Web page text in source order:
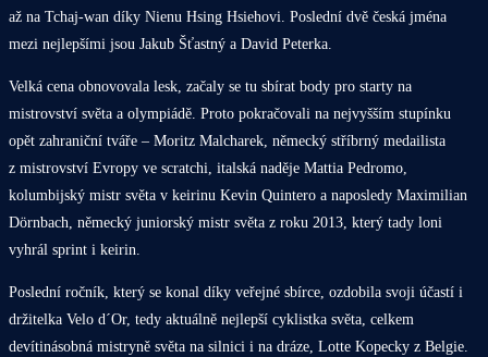
až na Tchaj-wan díky Nienu Hsing Hsiehovi. Poslední dvě česká jména
mezi nejlepšími jsou Jakub Šťastný a David Peterka.
Velká cena obnovovala lesk, začaly se tu sbírat body pro starty na
mistrovství světa a olympiádě. Proto pokračovali na nejvyšším stupínku
opět zahraniční tváře – Moritz Malcharek, německý stříbrný medailista
z mistrovství Evropy ve scratchi, italská naděje Mattia Pedromo,
kolumbijský mistr světa v keirinu Kevin Quintero a naposledy Maximilian
Dörnbach, německý juniorský mistr světa z roku 2013, který tady loni
vyhrál sprint i keirin.
Poslední ročník, který se konal díky veřejné sbírce, ozdobila svoji účastí i
držitelka Velo d´Or, tedy aktuálně nejlepší cyklistka světa, celkem
devítinásobná mistryně světa na silnici i na dráze, Lotte Kopecky z Belgie.